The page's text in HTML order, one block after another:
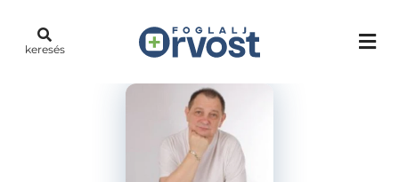
keresés